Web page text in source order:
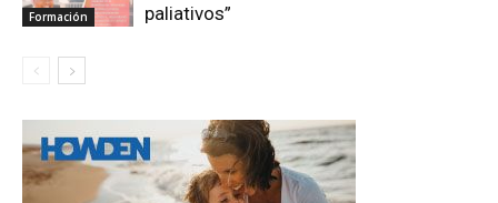
Formación
paliativos”